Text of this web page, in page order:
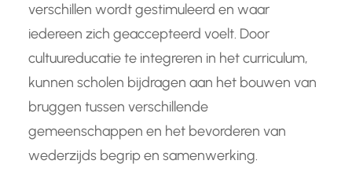
verschillen wordt gestimuleerd en waar
iedereen zich geaccepteerd voelt. Door
cultuureducatie te integreren in het curriculum,
kunnen scholen bijdragen aan het bouwen van
bruggen tussen verschillende
gemeenschappen en het bevorderen van
wederzijds begrip en samenwerking.